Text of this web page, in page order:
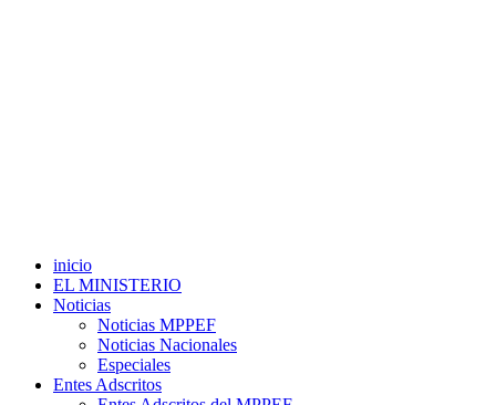
inicio
EL MINISTERIO
Noticias
Noticias MPPEF
Noticias Nacionales
Especiales
Entes Adscritos